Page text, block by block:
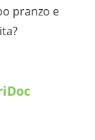
pranzo e